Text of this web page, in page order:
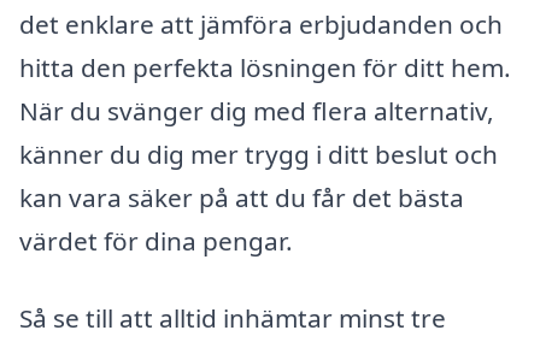
det enklare att jämföra erbjudanden och
hitta den perfekta lösningen för ditt hem.
När du svänger dig med flera alternativ,
känner du dig mer trygg i ditt beslut och
kan vara säker på att du får det bästa
värdet för dina pengar.
Så se till att alltid inhämtar minst tre